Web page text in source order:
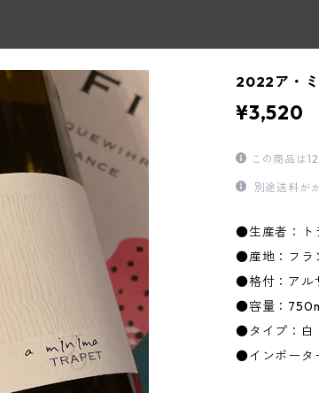
2022ア・
¥3,520
この商品は
別途送料が
●生産者：ト
●産地：フラ
●格付：アル
●容量：
●タイプ：白
●インポータ